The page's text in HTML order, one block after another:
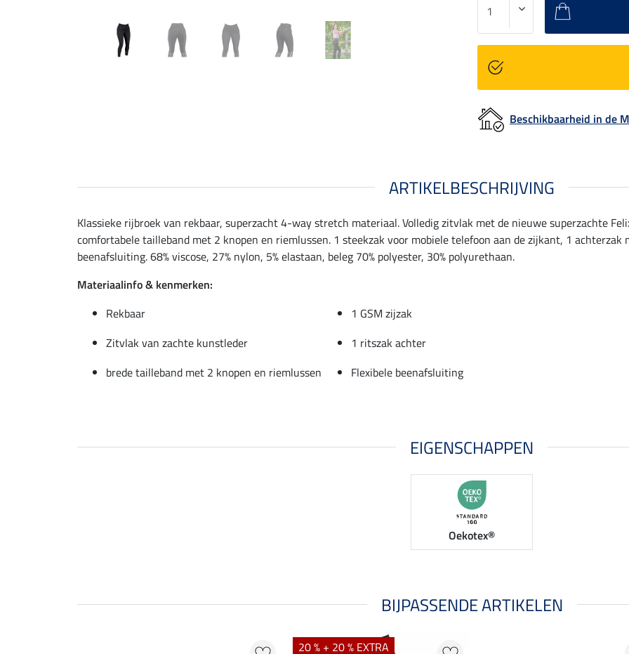
Beschikbaarheid in de
ARTIKELBESCHRIJVING
Klassieke rijbroek van rekbaar, superzacht 4-way stretch materiaal. Volledig zitvlak met de nieuwe superzachte
comfortabele tailleband met 2 knopen en riemlussen. 1 steekzak voor mobiele telefoon aan de zijkant, 1
beenafsluiting. 68% viscose, 27% nylon, 5% elastaan, beleg 70% polyester, 30% polyurethaan.
Materiaalinfo & kenmerken:
Rekbaar
1 GSM zijzak
Zitvlak van zachte kunstleder
1 ritszak achter
brede tailleband met 2 knopen en riemlussen
Flexibele beenafsluiting
EIGENSCHAPPEN
Oekotex®
BIJPASSENDE ARTIKELEN
20 % + 20 % EXTRA